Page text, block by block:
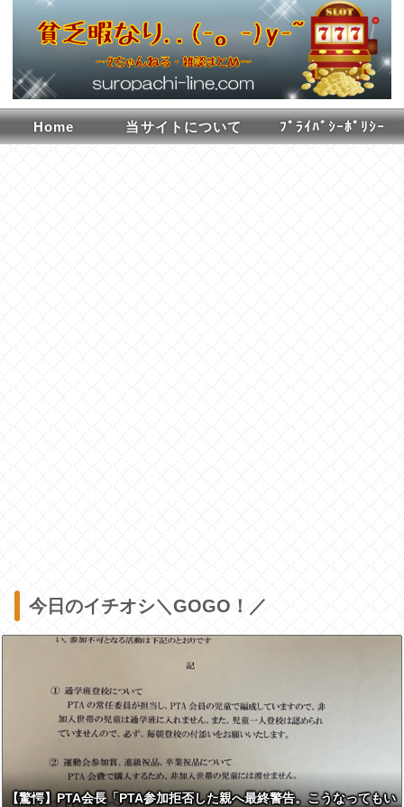
Home 当サイトについて ﾌﾟﾗｲﾊﾞｼｰﾎﾟﾘｼｰ
今日のイチオシ＼GOGO！／
【驚愕】PTA会長「PTA参加拒否した親へ最終警告。こうなってもい